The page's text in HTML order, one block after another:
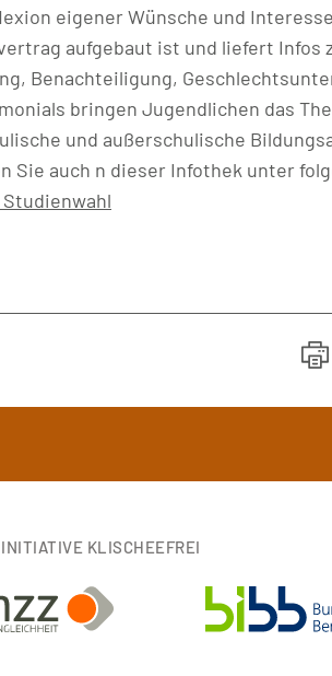
eigener Wünsche und
aufgebaut ist und liefert Infos
Benachteiligung,
bringen Jugendlichen das
und außerschulische
Sie auch n dieser Infothek unter
KLISCHEEFREI